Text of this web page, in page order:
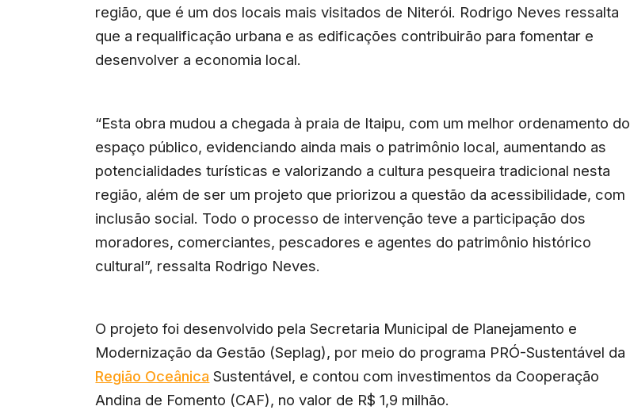
região, que é um dos locais mais visitados de Niterói. Rodrigo Neves ressalta
que a requalificação urbana e as edificações contribuirão para fomentar e
desenvolver a economia local.
“Esta obra mudou a chegada à praia de Itaipu, com um melhor ordenamento do
espaço público, evidenciando ainda mais o patrimônio local, aumentando as
potencialidades turísticas e valorizando a cultura pesqueira tradicional nesta
região, além de ser um projeto que priorizou a questão da acessibilidade, com
inclusão social. Todo o processo de intervenção teve a participação dos
moradores, comerciantes, pescadores e agentes do patrimônio histórico
cultural”, ressalta Rodrigo Neves.
O projeto foi desenvolvido pela Secretaria Municipal de Planejamento e
Modernização da Gestão (Seplag), por meio do programa PRÓ-Sustentável da
Região Oceânica Sustentável, e contou com investimentos da Cooperação
Andina de Fomento (CAF), no valor de R$ 1,9 milhão.